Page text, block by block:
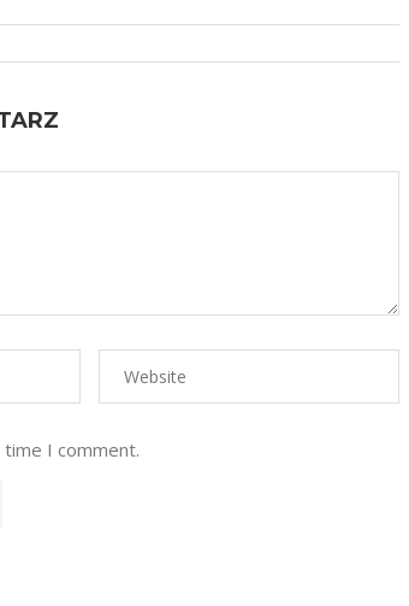
I comment.